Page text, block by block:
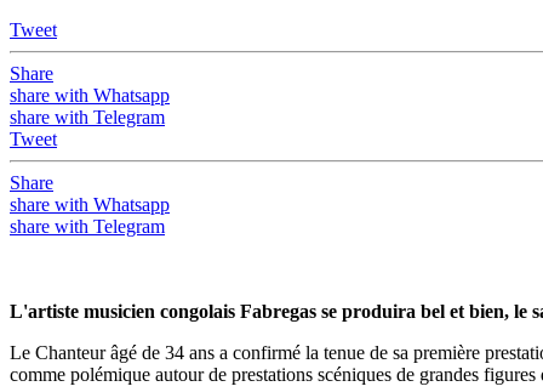
Tweet
Share
share with Whatsapp
share with Telegram
Tweet
Share
share with Whatsapp
share with Telegram
L'artiste musicien congolais Fabregas se produira bel et bien, le
Le Chanteur âgé de 34 ans a confirmé la tenue de sa première
comme polémique autour de prestations scéniques de grandes